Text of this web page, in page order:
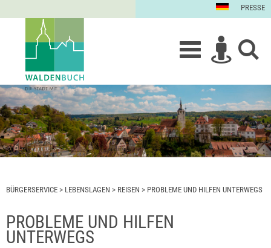
PRESSE
BÜRGERSERVICE > LEBENSLAGEN > REISEN > PROBLEME UND HILFEN UNTERWEGS
PROBLEME UND HILFEN
UNTERWEGS